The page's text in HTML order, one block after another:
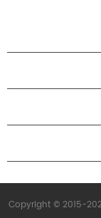
Copyright © 2015-